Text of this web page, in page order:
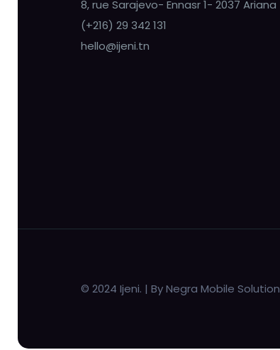
8, rue Sarajevo- Ennasr 1- 2037 Ariana
(+216) 29 342 131
hello@ijeni.tn
© 2024 Ijeni. | By Negra Mobile Solution